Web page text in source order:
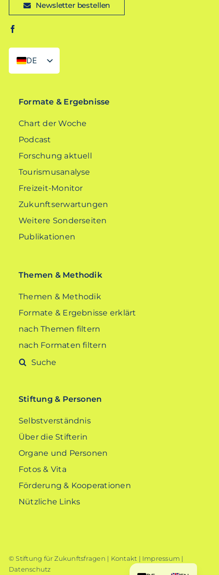
Newsletter bestellen
DE
EN
Formate & Ergebnisse
Chart der Woche
Podcast
Forschung aktuell
Tourismusanalyse
Freizeit-Monitor
Zukunftserwartungen
Weitere Sonderseiten
Publikationen
Themen & Methodik
Themen & Methodik
Formate & Ergebnisse erklärt
nach Themen filtern
nach Formaten filtern
Suche
Stiftung & Personen
Selbstverständnis
Über die Stifterin
Organe und Personen
Fotos & Vita
Förderung & Kooperationen
Nützliche Links
© Stiftung für Zukunftsfragen | Kontakt | Impressum |
Datenschutz